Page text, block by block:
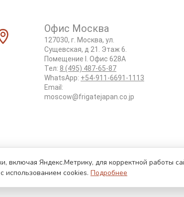
Офис Москва
127030, г. Москва, ул.
Сущевская, д 21. Этаж 6.
Помещение I. Офис 628А
Тел: 8 (495) 487-65-87
WhatsApp: +54-911-6691-1113
Email:
moscow@frigatejapan.co.jp
правах.
включая Яндекс.Метрику, для корректной работы
использованием cookies. Подробнее